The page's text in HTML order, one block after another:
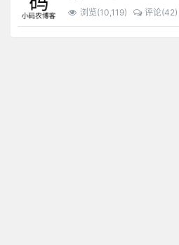
浏览(10,119) 评论(42)